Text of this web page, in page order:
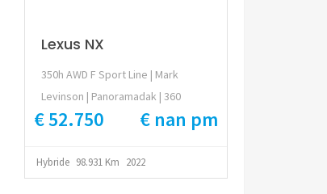
Lexus NX
350h AWD F Sport Line | Mark
Levinson | Panoramadak | 360
Camera
€ 52.750 € nan pm
Hybride 98.931 Km 2022